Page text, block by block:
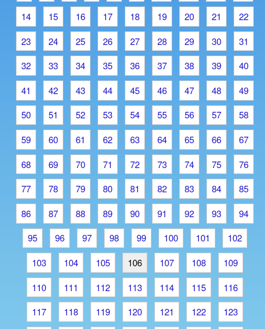
14
15 16 17 18 19 20 21
22
23
24 25 26 27 28 29 30
31
32
33 34 35 36 37 38 39
40
41
42 43 44 45 46 47 48
49
50
51 52 53 54 55 56 57
58
59
60 61 62 63 64 65 66
67
68
69 70 71 72 73 74 75
76
77
78 79 80 81 82 83 84
85
86
87 88 89 90 91 92 93
94
95
96 97 98 99 100 101
102
103
104 105 106 107 108
109
110
111 112 113 114 115
116
117
118 119 120 121 122
123